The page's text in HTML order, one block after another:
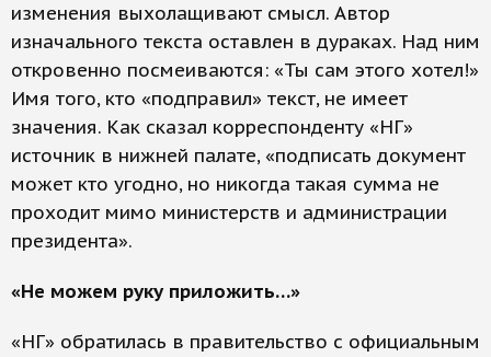
изменения выхолащивают смысл. Автор
изначального текста оставлен в дураках. Над ним
откровенно посмеиваются: «Ты сам этого хотел!»
Имя того, кто «подправил» текст, не имеет
значения. Как сказал корреспонденту «НГ»
источник в нижней палате, «подписать документ
может кто угодно, но никогда такая сумма не
проходит мимо министерств и администрации
президента».
«Не можем руку приложить…»
«НГ» обратилась в правительство с официальным